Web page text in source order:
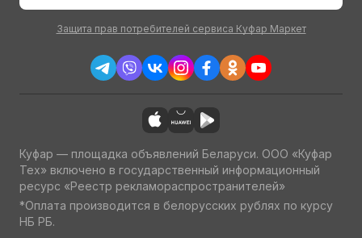
Защита прав потребителей сервиса Куфар Маркет
Куфар — площадка объявлений Беларуси. ООО «Куфар
Тех» включено в государственный информационный
ресурс «Реестр рекламораспространителей»
*Оплата производится в белорусских рублях по курсу
НБ РБ.